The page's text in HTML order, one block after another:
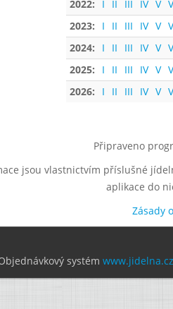
2022:
I II III IV V
2023:
I II III IV V
2024:
I II III IV V
2025:
I II III IV V
2026:
I II III IV V
Připraveno
jsou vlastnictvím příslušné
aplikace do
Zásady
systém www.jidelna.cz